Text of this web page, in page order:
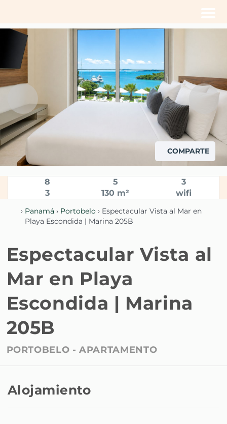
Menu
COMPARTE
8 5
3
3
130 m² wifi
› Panamá › Portobelo› Espectacular Vista al Mar en
Playa Escondida | Marina 205B
Espectacular Vista al
Mar en Playa
Escondida | Marina
205B
PORTOBELO -APARTAMENTO
Alojamiento